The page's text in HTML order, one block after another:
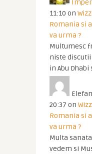
11:10 on
Romania si
va urma ?
Multumesc
niste discutii
in Abu
20:37 on
Romania si
va urma ?
Multa
vedem si